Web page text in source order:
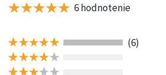
6 hodnotenie
(6)